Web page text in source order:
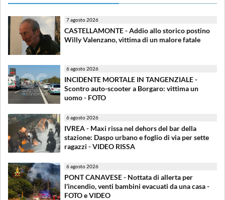
7 agosto 2026
CASTELLAMONTE - Addio allo storico postino
Willy Valenzano, vittima di un malore fatale
6 agosto 2026
INCIDENTE MORTALE IN TANGENZIALE -
Scontro auto-scooter a Borgaro: vittima un
uomo - FOTO
6 agosto 2026
IVREA - Maxi rissa nel dehors del bar della
stazione: Daspo urbano e foglio di via per sette
ragazzi - VIDEO RISSA
6 agosto 2026
PONT CANAVESE - Nottata di allerta per
l'incendio, venti bambini evacuati da una casa -
FOTO e VIDEO